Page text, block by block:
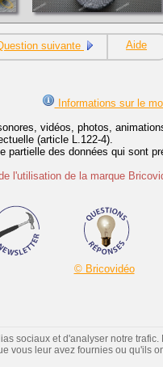
suivante Aide
Informations sur le
vidéos, photos,
(article L.122-4).
des données qui sont
l'utilisation de la marque
© Bricovidéo
sociaux et d'analyser notre
leur avez fournies ou qu'ils